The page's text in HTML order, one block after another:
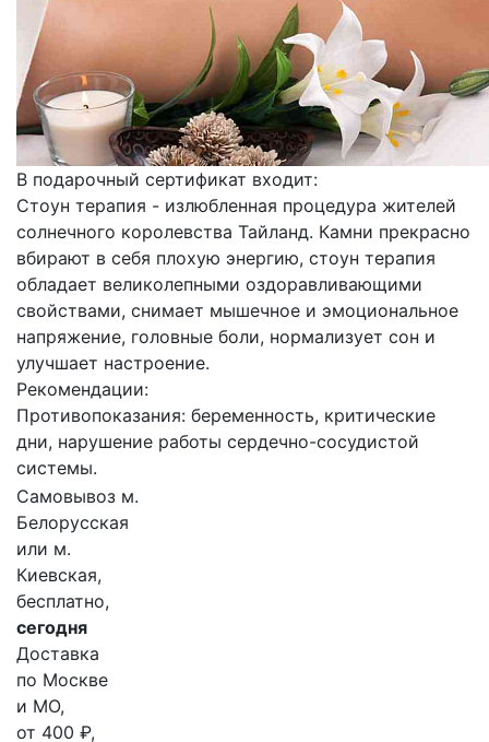
В подарочный сертификат входит:
Стоун терапия - излюбленная процедура жителей
солнечного королевства Тайланд. Камни прекрасно
вбирают в себя плохую энергию, стоун терапия
обладает великолепными оздоравливающими
свойствами, снимает мышечное и эмоциональное
напряжение, головные боли, нормализует сон и
улучшает настроение.
Рекомендации:
Противопоказания: беременность, критические
дни, нарушение работы сердечно-сосудистой
системы.
Самовывоз м.
Белорусская
или м.
Киевская,
бесплатно,
сегодня
Доставка
по Москве
и МО,
от 400 ₽,